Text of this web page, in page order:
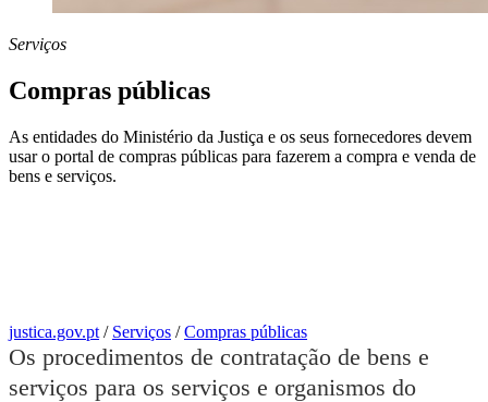
Serviços
Compras públicas
As entidades do Ministério da Justiça e os seus fornecedores devem
usar o portal de compras públicas para fazerem a compra e venda de
bens e serviços.
justica.gov.pt / Serviços /Compras públicas
Os procedimentos de contratação de bens e
serviços para os serviços e organismos do